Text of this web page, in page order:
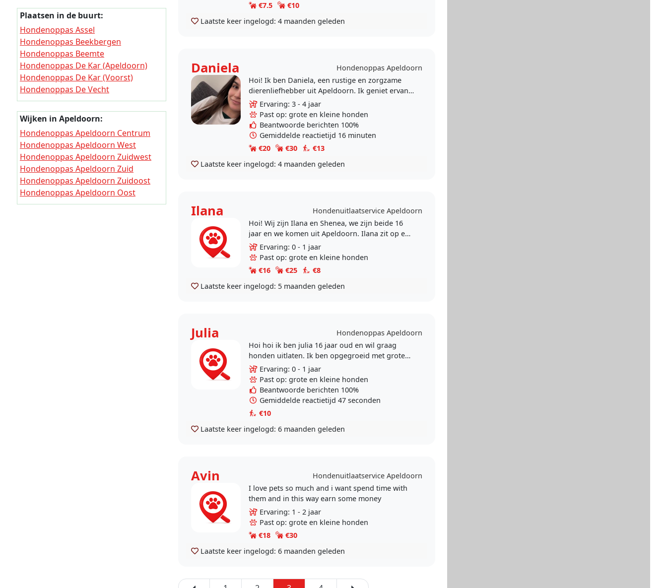
€7.5
€10
Laatste keer ingelogd: 4 maanden geleden
Daniela
Hondenoppas Apeldoorn
Hoi! Ik ben Daniela, een rustige en zorgzame
dierenliefhebber uit Apeldoorn. Ik geniet ervan
om met honden te wandelen, te spelen en ze
aandacht te..
Ervaring: 3 - 4 jaar
Past op: grote en kleine honden
Beantwoorde berichten 100%
Gemiddelde reactietijd 16 minuten
€20
€30
€13
Laatste keer ingelogd: 4 maanden geleden
Ilana
Hondenuitlaatservice Apeldoorn
Hoi! Wij zijn Ilana en Shenea, we zijn beide 16
jaar en we komen uit Apeldoorn. Ilana zit op een
middelbare school en shenea zit op het mbo.
Ilana..
Ervaring: 0 - 1 jaar
Past op: grote en kleine honden
€16
€25
€8
Laatste keer ingelogd: 5 maanden geleden
Julia
Hondenoppas Apeldoorn
Hoi hoi ik ben julia 16 jaar oud en wil graag
honden uitlaten. Ik ben opgegroeid met grote
honden in huis. Ze zijn allemaal uit het
buitenland..
Ervaring: 0 - 1 jaar
Past op: grote en kleine honden
Beantwoorde berichten 100%
Gemiddelde reactietijd 47 seconden
€10
Laatste keer ingelogd: 6 maanden geleden
Avin
Hondenuitlaatservice Apeldoorn
I love pets so much and i want spend time with
them and in this way earn some money
Ervaring: 1 - 2 jaar
Past op: grote en kleine honden
€18
€30
Laatste keer ingelogd: 6 maanden geleden
Plaatsen in de buurt:
Hondenoppas Assel
Hondenoppas Beekbergen
Hondenoppas Beemte
Hondenoppas De Kar (Apeldoorn)
Hondenoppas De Kar (Voorst)
Hondenoppas De Vecht
Hondenoppas Duistervoorde
Hondenoppas Engeland (Gelderland)
Hondenoppas Geerstraat
Wijken in Apeldoorn:
Hondenoppas Apeldoorn Centrum
Hondenoppas Apeldoorn West
Hondenoppas Apeldoorn Zuidwest
Hondenoppas Apeldoorn Zuid
Hondenoppas Apeldoorn Zuidoost
Hondenoppas Apeldoorn Oost
Hondenoppas Apeldoorn Noordoost